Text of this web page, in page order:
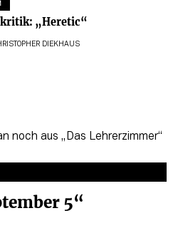
„Heretic“
DIEKHAUS
5“